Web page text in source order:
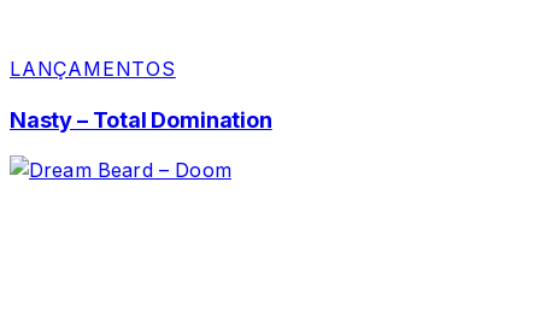
LANÇAMENTOS
Nasty – Total Domination